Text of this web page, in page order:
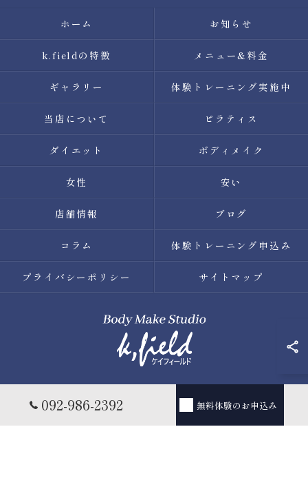
092-986-2392 無料体験のお申込み
ホーム お知らせ
k.fieldの特徴 メニュー&料金
ギャラリー 体験トレーニング実施中
当店について ピラティス
ダイエット ボディメイク
女性 安い
店舗情報 ブログ
コラム 体験トレーニング申込み
プライバシーポリシー サイトマップ
Studio k.field ALL RIGHTS RESERVED.